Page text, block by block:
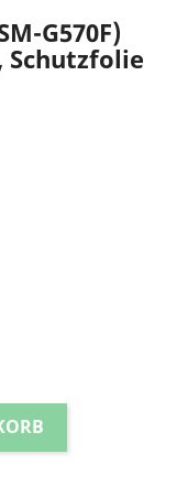
G570F)
Schutzfolie